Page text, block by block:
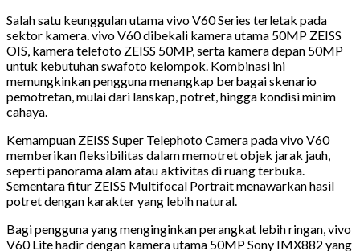
Salah satu keunggulan utama vivo V60 Series terletak pada
sektor kamera. vivo V60 dibekali kamera utama 50MP ZEISS
OIS, kamera telefoto ZEISS 50MP, serta kamera depan 50MP
untuk kebutuhan swafoto kelompok. Kombinasi ini
memungkinkan pengguna menangkap berbagai skenario
pemotretan, mulai dari lanskap, potret, hingga kondisi minim
cahaya.
Kemampuan ZEISS Super Telephoto Camera pada vivo V60
memberikan fleksibilitas dalam memotret objek jarak jauh,
seperti panorama alam atau aktivitas di ruang terbuka.
Sementara fitur ZEISS Multifocal Portrait menawarkan hasil
potret dengan karakter yang lebih natural.
Bagi pengguna yang menginginkan perangkat lebih ringan, vivo
V60 Lite hadir dengan kamera utama 50MP Sony IMX882 yang